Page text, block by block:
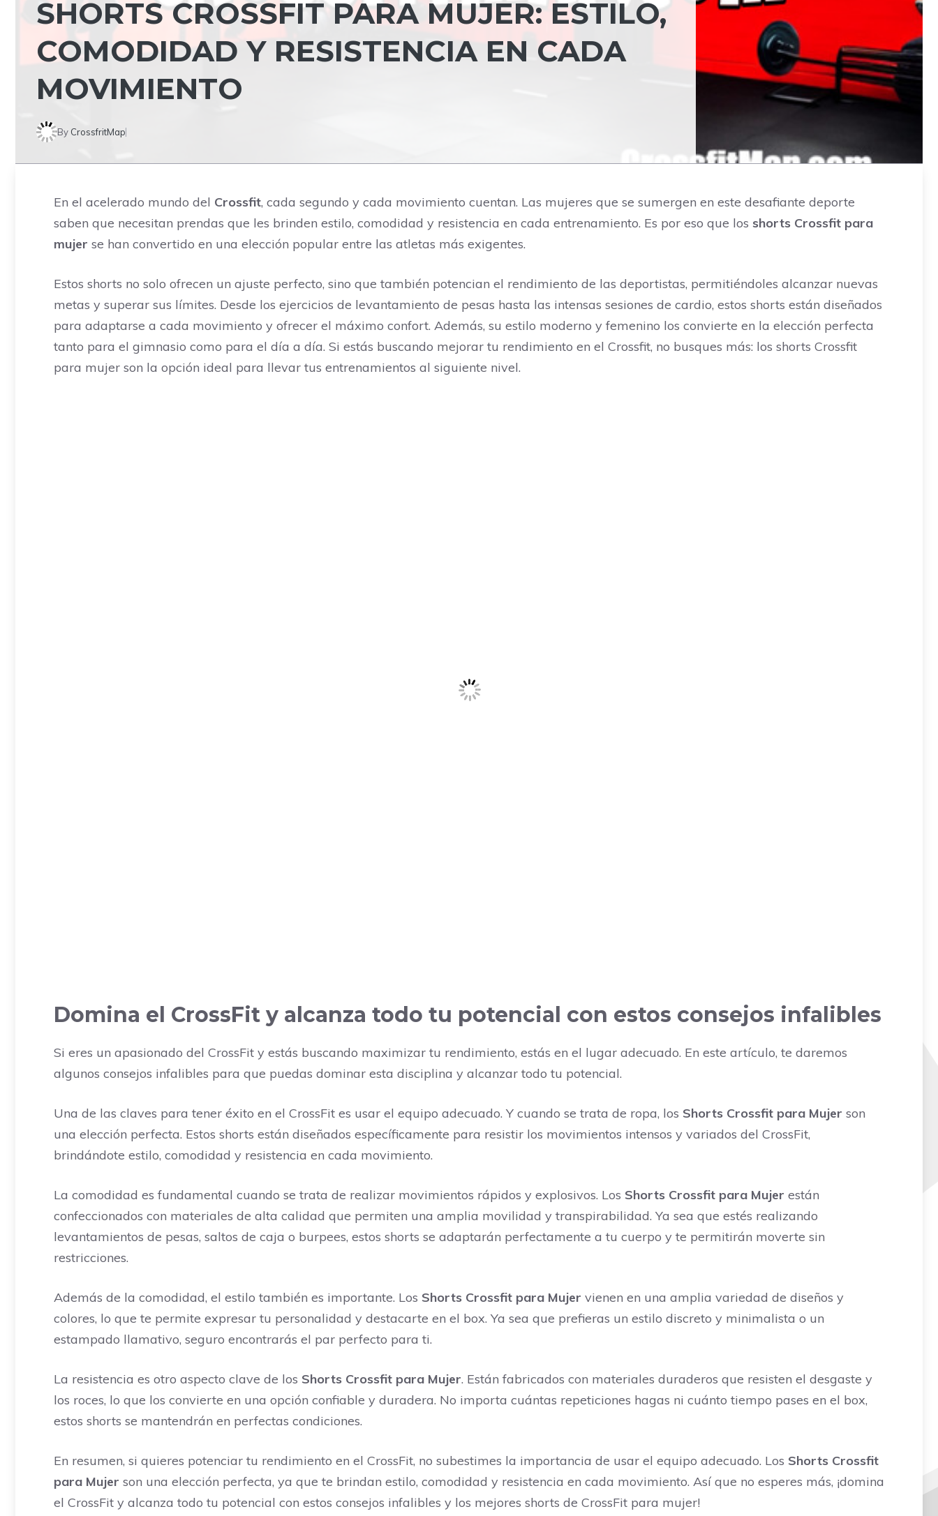
SHORTS CROSSFIT PARA MUJER: ESTILO,
COMODIDAD Y RESISTENCIA EN CADA
MOVIMIENTO
By CrossfritMap
En el acelerado mundo del Crossfit, cada segundo y cada movimiento cuentan. Las mujeres que se sumergen en este desafiante deporte
saben que necesitan prendas que les brinden estilo, comodidad y resistencia en cada entrenamiento. Es por eso que los shorts Crossfit para
mujer se han convertido en una elección popular entre las atletas más exigentes.
Estos shorts no solo ofrecen un ajuste perfecto, sino que también potencian el rendimiento de las deportistas, permitiéndoles alcanzar nuevas
metas y superar sus límites. Desde los ejercicios de levantamiento de pesas hasta las intensas sesiones de cardio, estos shorts están diseñados
para adaptarse a cada movimiento y ofrecer el máximo confort. Además, su estilo moderno y femenino los convierte en la elección perfecta
tanto para el gimnasio como para el día a día. Si estás buscando mejorar tu rendimiento en el Crossfit, no busques más: los shorts Crossfit
para mujer son la opción ideal para llevar tus entrenamientos al siguiente nivel.
Domina el CrossFit y alcanza todo tu potencial con estos consejos infalibles
Si eres un apasionado del CrossFit y estás buscando maximizar tu rendimiento, estás en el lugar adecuado. En este artículo, te daremos
algunos consejos infalibles para que puedas dominar esta disciplina y alcanzar todo tu potencial.
Una de las claves para tener éxito en el CrossFit es usar el equipo adecuado. Y cuando se trata de ropa, los Shorts Crossfit para Mujer son
una elección perfecta. Estos shorts están diseñados específicamente para resistir los movimientos intensos y variados del CrossFit,
brindándote estilo, comodidad y resistencia en cada movimiento.
La comodidad es fundamental cuando se trata de realizar movimientos rápidos y explosivos. Los Shorts Crossfit para Mujer están
confeccionados con materiales de alta calidad que permiten una amplia movilidad y transpirabilidad. Ya sea que estés realizando
levantamientos de pesas, saltos de caja o burpees, estos shorts se adaptarán perfectamente a tu cuerpo y te permitirán moverte sin
restricciones.
Además de la comodidad, el estilo también es importante. Los Shorts Crossfit para Mujer vienen en una amplia variedad de diseños y
colores, lo que te permite expresar tu personalidad y destacarte en el box. Ya sea que prefieras un estilo discreto y minimalista o un
estampado llamativo, seguro encontrarás el par perfecto para ti.
La resistencia es otro aspecto clave de los Shorts Crossfit para Mujer. Están fabricados con materiales duraderos que resisten el desgaste y
los roces, lo que los convierte en una opción confiable y duradera. No importa cuántas repeticiones hagas ni cuánto tiempo pases en el box,
estos shorts se mantendrán en perfectas condiciones.
En resumen, si quieres potenciar tu rendimiento en el CrossFit, no subestimes la importancia de usar el equipo adecuado. Los Shorts Crossfit
para Mujer son una elección perfecta, ya que te brindan estilo, comodidad y resistencia en cada movimiento. Así que no esperes más, ¡domina
el CrossFit y alcanza todo tu potencial con estos consejos infalibles y los mejores shorts de CrossFit para mujer!